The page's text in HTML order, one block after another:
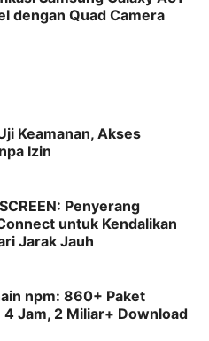
dengan Quad Camera
Keamanan, Akses
Izin
Penyerang
untuk Kendalikan
Jarak Jauh
npm: 860+ Paket
Jam, 2 Miliar+ Download